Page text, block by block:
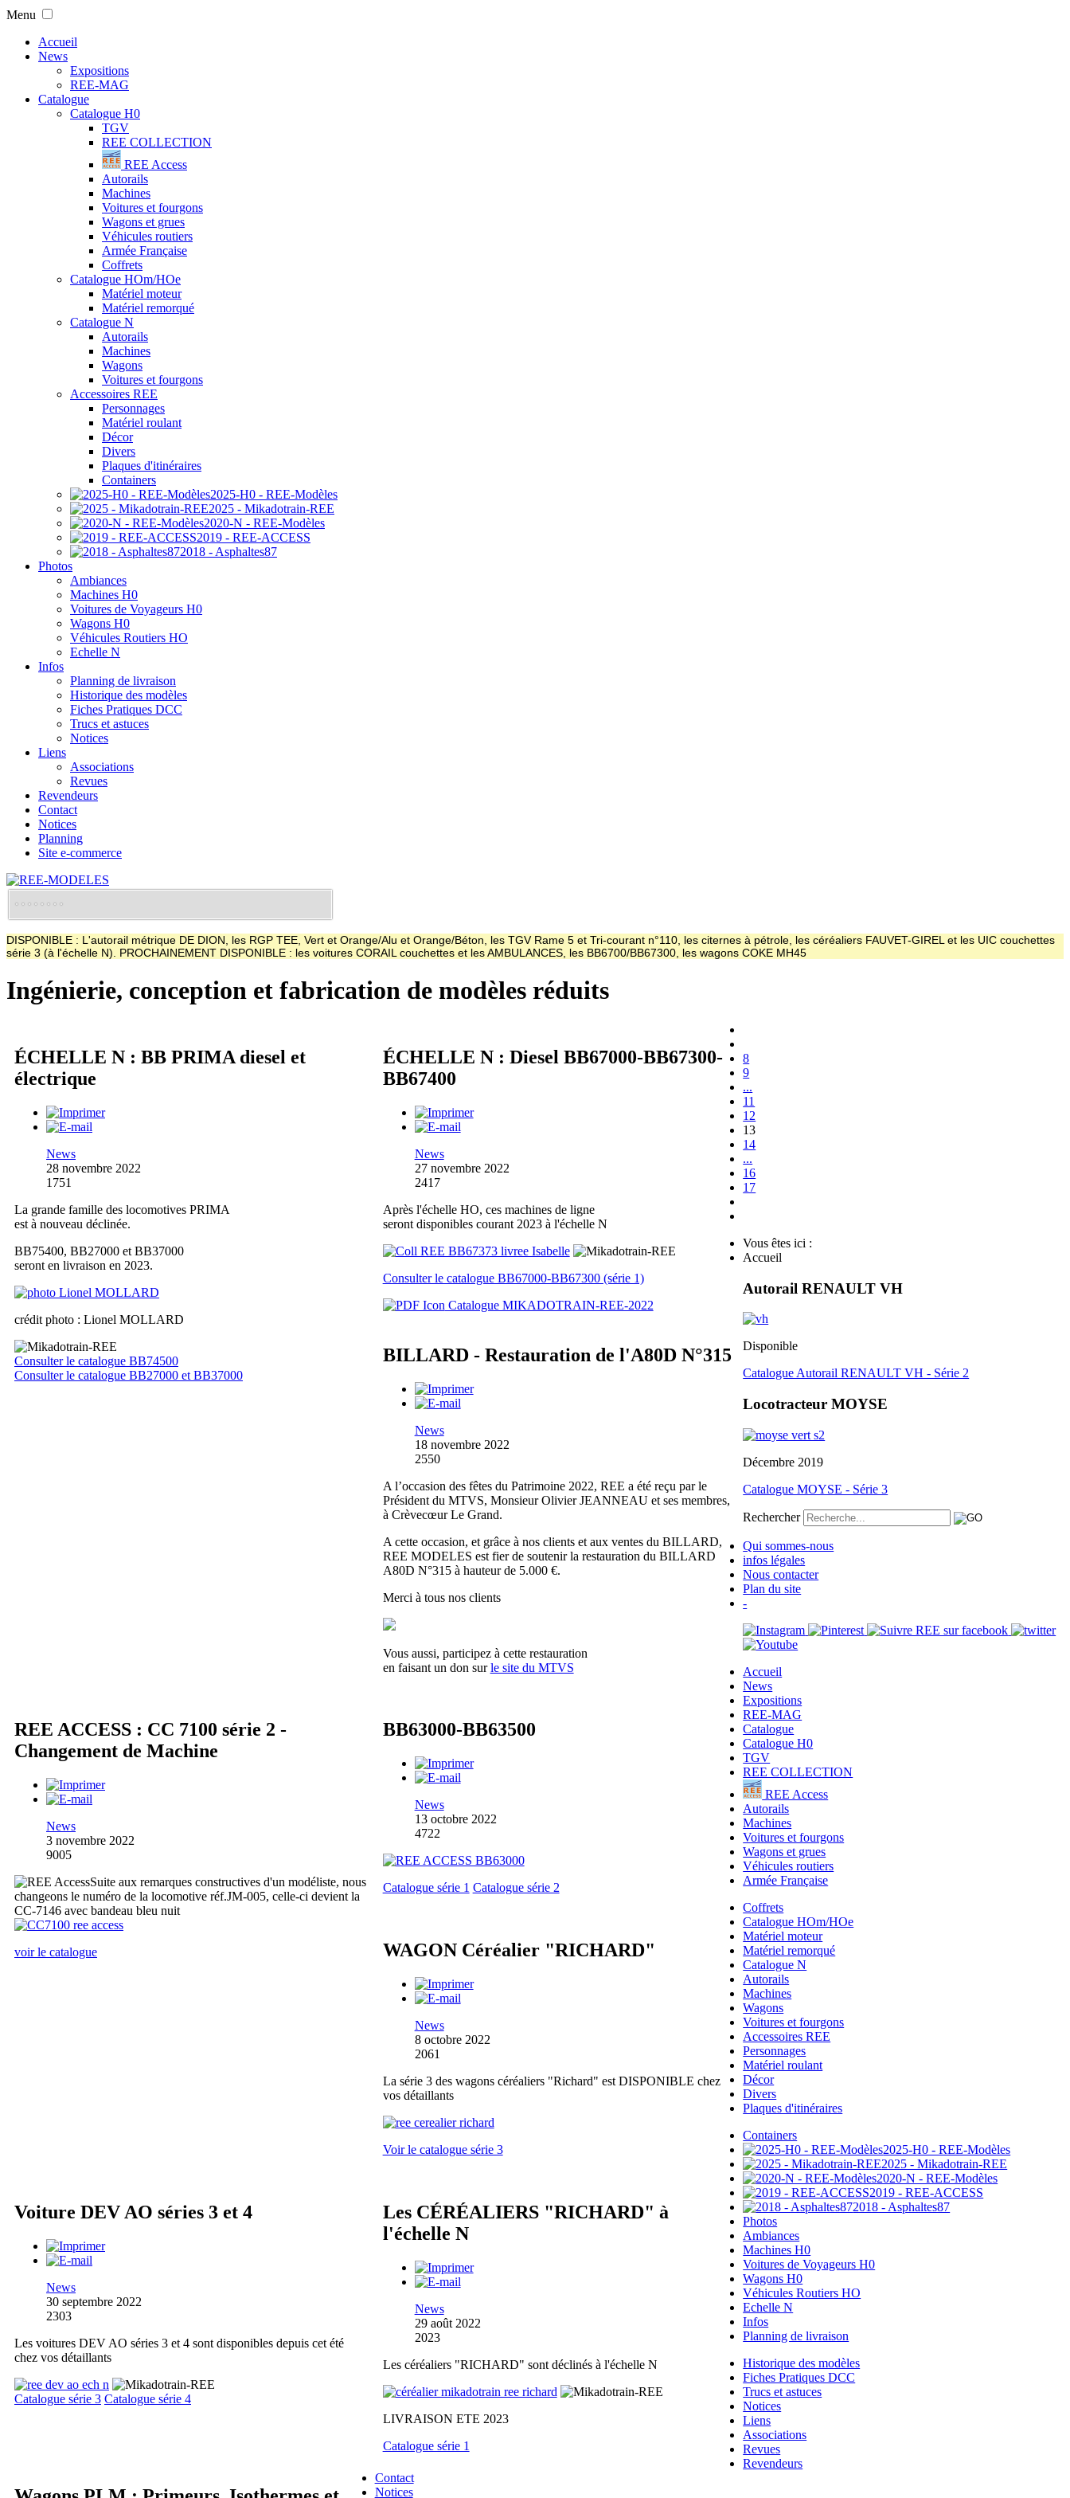
Menu
Accueil
News
Expositions
REE-MAG
Catalogue
Catalogue H0
TGV
REE COLLECTION
REE Access
Autorails
Machines
Voitures et fourgons
Wagons et grues
Véhicules routiers
Armée Française
Coffrets
Catalogue HOm/HOe
Matériel moteur
Matériel remorqué
Catalogue N
Autorails
Machines
Wagons
Voitures et fourgons
Accessoires REE
Personnages
Matériel roulant
Décor
Divers
Plaques d'itinéraires
Containers
2025-H0 - REE-Modèles
2025 - Mikadotrain-REE
2020-N - REE-Modèles
2019 - REE-ACCESS
2018 - Asphaltes87
Photos
Ambiances
Machines H0
Voitures de Voyageurs H0
Wagons H0
Véhicules Routiers HO
Echelle N
Infos
Planning de livraison
Historique des modèles
Fiches Pratiques DCC
Trucs et astuces
Notices
Liens
Associations
Revues
Revendeurs
Contact
Notices
Planning
Site e-commerce
DISPONIBLE : L'autorail métrique DE DION, les RGP TEE, Vert et Orange/Alu et Orange/Béton, les TGV Rame 5 et Tri-courant n°110, les citernes à pétrole, les céréaliers FAUVET-GIREL et les UIC couchettes
série 3 (à l'échelle N). PROCHAINEMENT DISPONIBLE : les voitures CORAIL couchettes et les AMBULANCES, les BB6700/BB67300, les wagons COKE MH45
Ingénierie, conception et fabrication de modèles réduits
ÉCHELLE N : BB PRIMA diesel et
électrique
News
28 novembre 2022
1751
La grande famille des locomotives PRIMA
est à nouveau déclinée.
BB75400, BB27000 et BB37000
seront en livraison en 2023.
crédit photo : Lionel MOLLARD
Consulter le catalogue BB74500
Consulter le catalogue BB27000 et BB37000
ÉCHELLE N : Diesel BB67000-BB67300-
BB67400
News
27 novembre 2022
2417
Après l'échelle HO, ces machines de ligne
seront disponibles courant 2023 à l'échelle N
Consulter le catalogue BB67000-BB67300 (série 1)
Catalogue MIKADOTRAIN-REE-2022
BILLARD - Restauration de l'A80D N°315
News
18 novembre 2022
2550
A l’occasion des fêtes du Patrimoine 2022, REE a été reçu par le
Président du MTVS, Monsieur Olivier JEANNEAU et ses membres,
à Crèvecœur Le Grand.
A cette occasion, et grâce à nos clients et aux ventes du BILLARD,
REE MODELES est fier de soutenir la restauration du BILLARD
A80D N°315 à hauteur de 5.000 €.
Merci à tous nos clients
Vous aussi, participez à cette restauration
en faisant un don surle site du MTVS
REE ACCESS : CC 7100 série 2 -
Changement de Machine
News
3 novembre 2022
9005
Suite aux remarques constructives d'un modéliste, nous
changeons le numéro de la locomotive réf.JM-005, celle-ci devient la
CC-7146 avec bandeau bleu nuit
voir le catalogue
BB63000-BB63500
News
13 octobre 2022
4722
Catalogue série 1 Catalogue série 2
WAGON Céréalier "RICHARD"
News
8 octobre 2022
2061
La série 3 des wagons céréaliers "Richard" est DISPONIBLE chez
vos détaillants
Voir le catalogue série 3
Voiture DEV AO séries 3 et 4
News
30 septembre 2022
2303
Les voitures DEV AO séries 3 et 4 sont disponibles depuis cet été
chez vos détaillants
Catalogue série 3 Catalogue série 4
Les CÉRÉALIERS "RICHARD" à
l'échelle N
News
29 août 2022
2023
Les céréaliers "RICHARD" sont déclinés à l'échelle N
LIVRAISON ETE 2023
Catalogue série 1
8
9
...
11
12
13
14
...
16
17
Vous êtes ici :
Accueil
Autorail RENAULT VH
Disponible
Catalogue Autorail RENAULT VH - Série 2
Locotracteur MOYSE
Décembre 2019
Catalogue MOYSE - Série 3
Rechercher
Qui sommes-nous
infos légales
Nous contacter
Plan du site
-
Accueil
News
Expositions
REE-MAG
Catalogue
Catalogue H0
TGV
REE COLLECTION
REE Access
Autorails
Machines
Voitures et fourgons
Wagons et grues
Véhicules routiers
Armée Française
Coffrets
Catalogue HOm/HOe
Matériel moteur
Matériel remorqué
Catalogue N
Autorails
Machines
Wagons
Voitures et fourgons
Accessoires REE
Personnages
Matériel roulant
Décor
Divers
Plaques d'itinéraires
Containers
2025-H0 - REE-Modèles
2025 - Mikadotrain-REE
2020-N - REE-Modèles
2019 - REE-ACCESS
2018 - Asphaltes87
Photos
Ambiances
Machines H0
Voitures de Voyageurs H0
Wagons H0
Véhicules Routiers HO
Echelle N
Infos
Planning de livraison
Historique des modèles
Fiches Pratiques DCC
Trucs et astuces
Notices
Liens
Associations
Revues
Revendeurs
Contact
Notices